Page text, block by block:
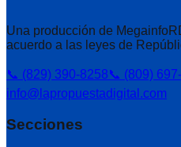
Una producción de
acuerdo a las leyes de
📞 (829) 390-8258📞 (809)
info@lapropuestadigital.com
Secciones